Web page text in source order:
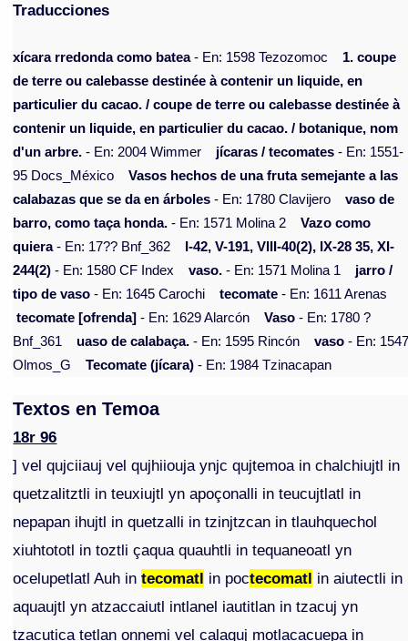
Traducciones
xícara rredonda como batea- En: 1598 Tezozomoc
1. coupe
de terre ou calebasse destinée à contenir un liquide, en
particulier du cacao. / coupe de terre ou calebasse destinée à
contenir un liquide, en particulier du cacao. / botanique, nom
d'un arbre. - En: 2004 Wimmer jícaras / tecomates - En: 1551-
95 Docs_México
Vasos hechos de una fruta semejante a las
calabazas que se da en árboles - En: 1780 Clavijero
vaso de
barro, como taça honda. - En: 1571 Molina 2
Vazo como
quiera- En: 17?? Bnf_362
I-42, V-191, VIII-40(2), IX-28 35, XI-
244(2) - En: 1580 CF Index vaso. - En: 1571 Molina 1
jarro /
tipo de vaso - En: 1645 Carochi tecomate - En: 1611 Arenas
tecomate [ofrenda] - En: 1629 Alarcón Vaso - En: 1780 ?
Bnf_361
uaso de calabaça. - En: 1595 Rincón vaso - En:
Olmos_G
Tecomate (jícara) - En: 1984 Tzinacapan
Textos en Temoa
18r 96
] vel qujciiauj vel qujhiiouja ynjc qujtemoa in chalchiujtl in
quetzalitztli in teuxiujtl yn apoçonalli in teucujtlatl in
nepapan ihujtl in quetzalli in tzinjtzcan in tlauhquechol
xiuhtototl in toztli çaqua quauhtli in tequaneoatl yn
ocelupetlatl Auh intecomatl in poctecomatl in aiutectli in
aquaujtl yn atzaccaiutl intlanel iautitlan in tzacuj yn
tzacutica tetlan onnemi vel calaquj motlacacuepa in